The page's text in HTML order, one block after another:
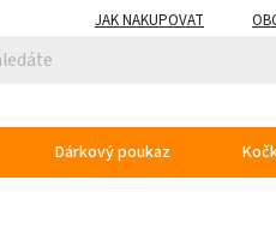
JAK NAKUPOVAT
Dárkový poukaz